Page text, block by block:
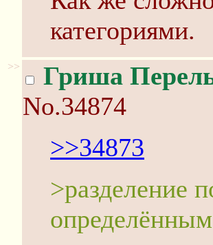
категориями.
>> Гриша
No.34874
>>34873
>разделение